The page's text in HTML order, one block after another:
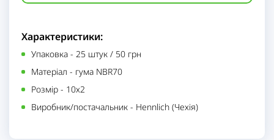
Характеристики:
Упаковка - 25 штук / 50 грн
Матеріал - гума NBR70
Розмір - 10х2
Виробник/постачальник - Hennlich (Чехія)